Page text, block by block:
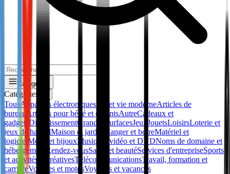
Catégories
Catégories
TousAppareils électroniques Art et vie moderneArticles de
bureau Articles pour bébé et enfantsAutreCadeaux et
gadgets DivertissementGrandes surfacesJeux JouetsLoisirsLoterie et
jeux de hasardMaison et jardin Manger et boireMatériel et
logiciel Mode et bijouxMusique, vidéo et DVDNoms de domaine et
hébergement
Rendez-vousSanté et beautéServices d'entrepriseSports
et activités récréativesTélécommunicationsTravail, formation et
carrièreVoitures et motosVoyages et vacances